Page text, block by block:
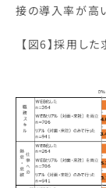
接の導入率が高い
【図6】採用し